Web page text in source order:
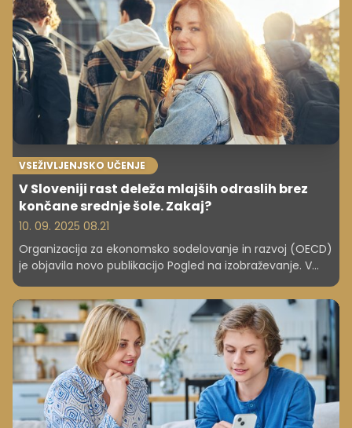
VSEŽIVLJENJSKO UČENJE
V Sloveniji rast deleža mlajših odraslih brez
končane srednje šole. Zakaj?
10. 09. 2025 08.21
Organizacija za ekonomsko sodelovanje in razvoj (OECD)
je objavila novo publikacijo Pogled na izobraževanje. V
njej med drugim navaja, da se v Sloveniji delež mlajših
odraslih brez končane srednje šole povečuje, medtem ko
se ta delež v OECD zmanjšuje. V državah OECD je sicer ta
delež v povprečju višji kot v Sloveniji. Razlog?